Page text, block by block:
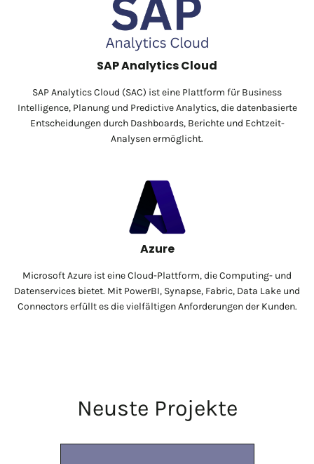
SAP Analytics Cloud
SAP Analytics Cloud (SAC) ist eine Plattform für Business
Intelligence, Planung und Predictive Analytics, die datenbasierte
Entscheidungen durch Dashboards, Berichte und Echtzeit-
Analysen ermöglicht.
Azure
Microsoft Azure ist eine Cloud-Plattform, die Computing- und
Datenservices bietet. Mit PowerBI, Synapse, Fabric, Data Lake und
Connectors erfüllt es die vielfältigen Anforderungen der Kunden.
Neuste Projekte